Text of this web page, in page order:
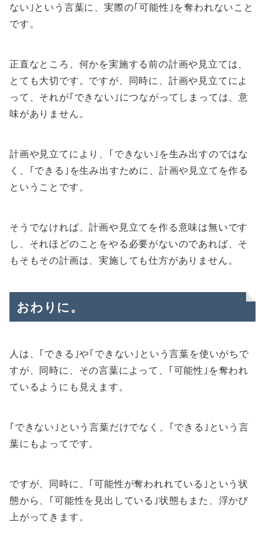
ない｣という言葉に、実際の｢可能性｣を奪われないこと
です。
正直なところ、何かを実施する前の計画や見立ては、
とても大切です。ですが、同時に、計画や見立てによ
って、それが｢できない｣につながってしまっては、意
味がありません。
計画や見立てにより、｢できない｣を生み出すのではな
く、｢できる｣を生み出すために、計画や見立てを作る
ということです。
そうでなければ、計画や見立てを作る意味は無いです
し、それほどのことをやる必要がないのであれば、そ
もそもその計画は、実施しても仕方がありません。
おわりに。
人は、｢できる｣や｢できない｣という言葉を使いがちで
すが、同時に、その言葉によって、｢可能性｣を奪われ
ているようにも見えます。
｢できない｣という言葉だけでなく、｢できる｣という言
葉にもよってです。
ですが、同時に、｢可能性が奪われれている｣という状
態から、｢可能性を見出している｣状態もまた、浮かび
上がってきます。